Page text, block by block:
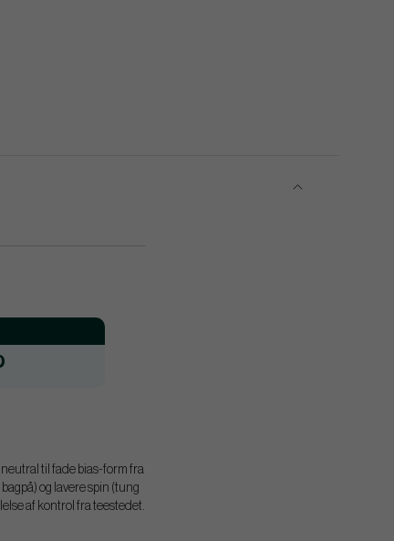
til fade bias-form fra
og lavere spin (tung
af kontrol fra teestedet.